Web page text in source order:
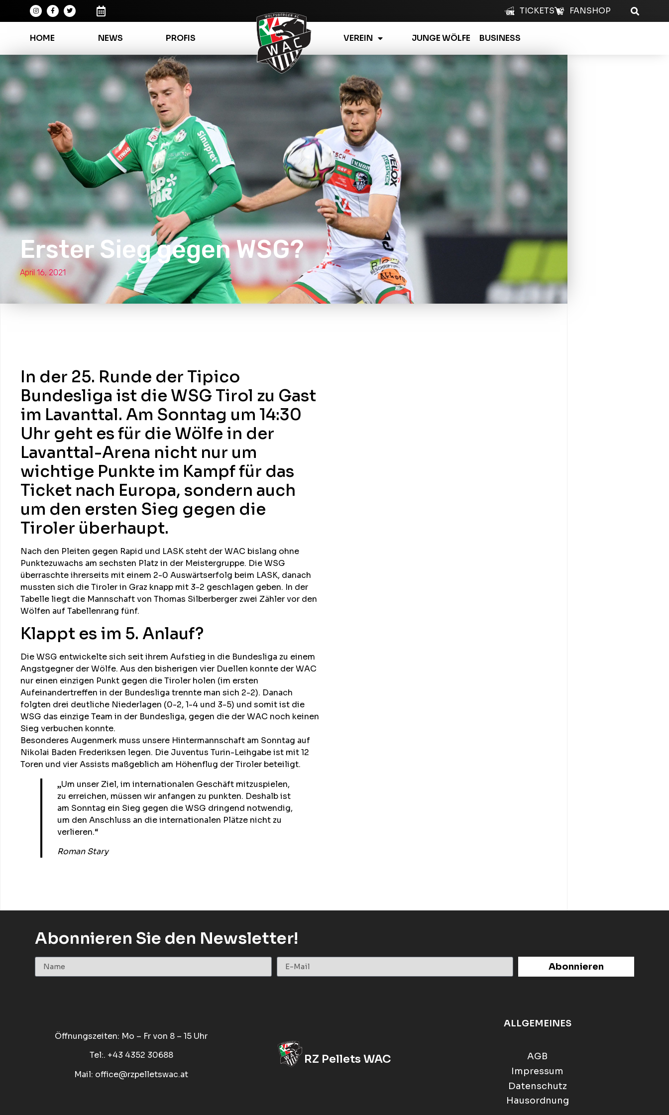
TICKETS FANSHOP
HOME NEWS PROFIS VEREIN JUNGE WÖLFE BUSINESS
Erster Sieg gegen WSG?
April 16, 2021
In der 25. Runde der Tipico
Bundesliga ist die WSG Tirol zu Gast
im Lavanttal. Am Sonntag um 14:30
Uhr geht es für die Wölfe in der
Lavanttal-Arena nicht nur um
wichtige Punkte im Kampf für das
Ticket nach Europa, sondern auch
um den ersten Sieg gegen die
Tiroler überhaupt.
Nach den Pleiten gegen Rapid und LASK steht der WAC bislang ohne
Punktezuwachs am sechsten Platz in der Meistergruppe. Die WSG
überraschte ihrerseits mit einem 2-0 Auswärtserfolg beim LASK, danach
mussten sich die Tiroler in Graz knapp mit 3-2 geschlagen geben. In der
Tabelle liegt die Mannschaft von Thomas Silberberger zwei Zähler vor den
Wölfen auf Tabellenrang fünf.
Klappt es im 5. Anlauf?
Die WSG entwickelte sich seit ihrem Aufstieg in die Bundesliga zu einem
Angstgegner der Wölfe. Aus den bisherigen vier Duellen konnte der WAC
nur einen einzigen Punkt gegen die Tiroler holen (im ersten
Aufeinandertreffen in der Bundesliga trennte man sich 2-2). Danach
folgten drei deutliche Niederlagen (0-2, 1-4 und 3-5) und somit ist die
WSG das einzige Team in der Bundesliga, gegen die der WAC noch keinen
Sieg verbuchen konnte.
Besonderes Augenmerk muss unsere Hintermannschaft am Sonntag auf
Nikolai Baden Frederiksen legen. Die Juventus Turin-Leihgabe ist mit 12
Toren und vier Assists maßgeblich am Höhenflug der Tiroler beteiligt.
„Um unser Ziel, im internationalen Geschäft mitzuspielen,
zu erreichen, müssen wir anfangen zu punkten. Deshalb ist
am Sonntag ein Sieg gegen die WSG dringend notwendig,
um den Anschluss an die internationalen Plätze nicht zu
verlieren.“
Roman Stary
Abonnieren Sie den Newsletter!
Abonnieren
Öffnungszeiten: Mo – Fr von 8 – 15 Uhr
Tel:. +43 4352 30688
Mail: office@rzpelletswac.at
RZ Pellets WAC
ALLGEMEINES
AGB
Impressum
Datenschutz
Hausordnung